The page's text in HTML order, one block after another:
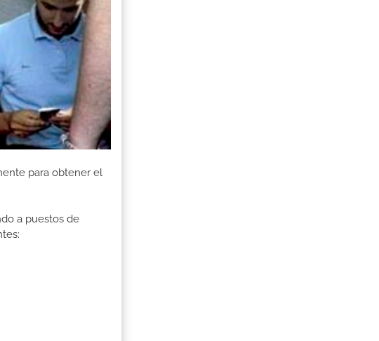
para obtener el
a puestos de